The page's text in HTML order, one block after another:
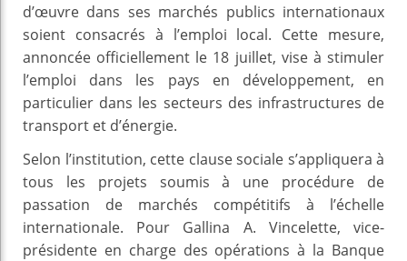
d’œuvre dans ses marchés publics internationaux
soient consacrés à l’emploi local. Cette mesure,
annoncée officiellement le 18 juillet, vise à stimuler
l’emploi dans les pays en développement, en
particulier dans les secteurs des infrastructures de
transport et d’énergie.
Selon l’institution, cette clause sociale s’appliquera à
tous les projets soumis à une procédure de
passation de marchés compétitifs à l’échelle
internationale. Pour Gallina A. Vincelette, vice-
présidente en charge des opérations à la Banque